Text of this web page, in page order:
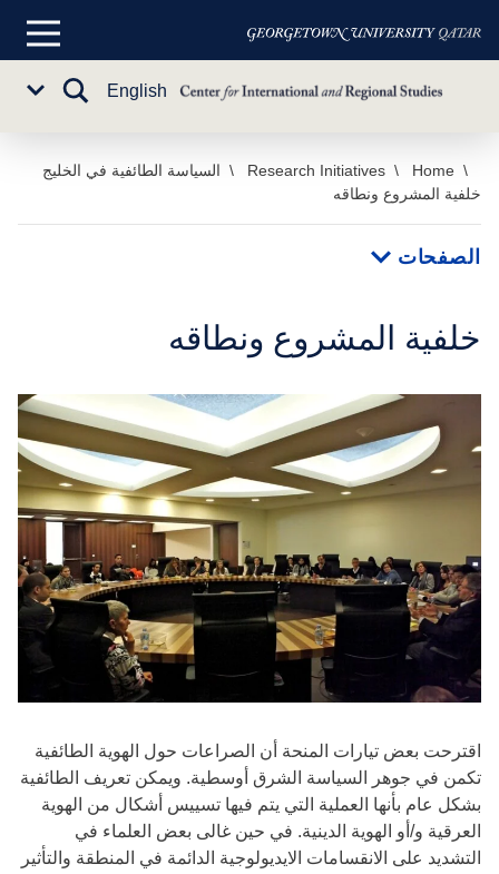
تخطي
إلى
المحتوى
الرئيسي
القائمة
English
تبديل
Home
Research Initiatives
السياسة الطائفية في الخليج
خلفية المشروع ونطاقه
الصفحات
خلفية المشروع ونطاقه
اقترحت بعض تيارات المنحة أن الصراعات حول الهوية الطائفية
تكمن في جوهر السياسة الشرق أوسطية. ويمكن تعريف الطائفية
بشكل عام بأنها العملية التي يتم فيها تسييس أشكال من الهوية
العرقية و/أو الهوية الدينية. في حين غالى بعض العلماء في
التشديد على الانقسامات الايديولوجية الدائمة في المنطقة والتأثير